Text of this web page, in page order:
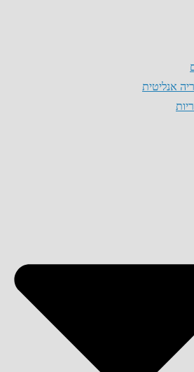
אנליטית